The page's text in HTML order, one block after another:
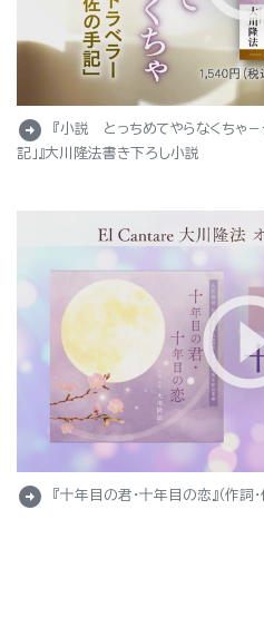
arrow_circle_right
『小説 とっちめてやらなくちゃ－
記」』大川隆法書き下ろし小説
arrow_circle_right 『十年目の君・十年目の恋』（作詞